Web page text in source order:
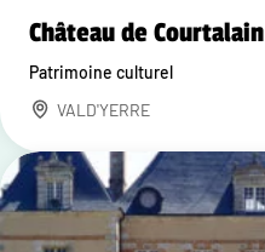
Château de Courtalain
Patrimoine culturel
VALD'YERRE